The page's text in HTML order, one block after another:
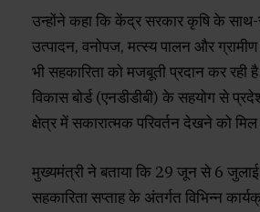
उन्होंने कहा कि केंद्र सरकार कृषि के
उत्पादन, वनोपज, मत्स्य पालन और ग्रामीण
भी सहकारिता को मजबूती प्रदान कर रही
विकास बोर्ड (एनडीडीबी) के सहयोग से
क्षेत्र में सकारात्मक परिवर्तन देखने को
मुख्यमंत्री ने बताया कि 29 जून से 6
सहकारिता सप्ताह के अंतर्गत विभिन्न